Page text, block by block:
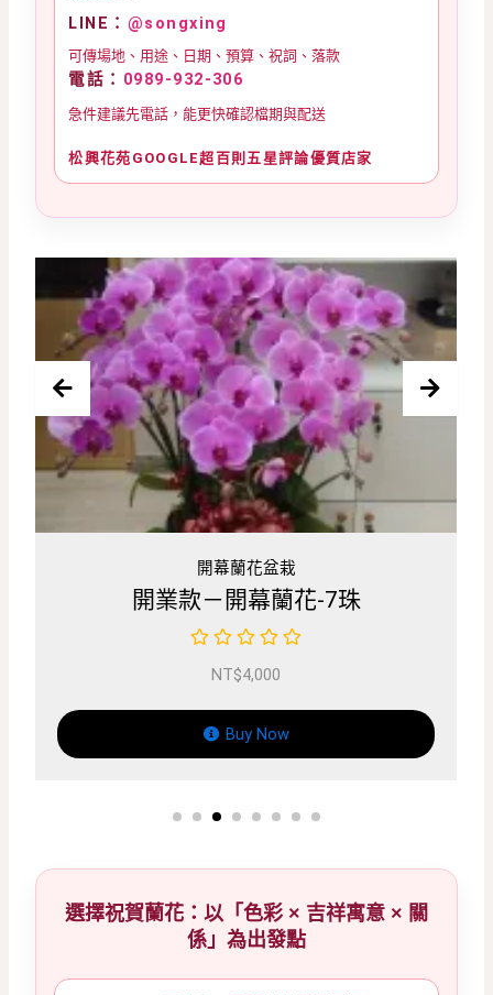
LINE： @songxing
可傳場地、用途、日期、預算、祝詞、落款
電話： 0989-932-306
急件建議先電話，能更快確認檔期與配送
松興花苑GOOGLE超百則五星評論優質店家
開幕蘭花盆栽
隆盛款－開幕蘭花-8珠
NT$4,500
Buy Now
選擇祝賀蘭花：以「色彩 × 吉祥寓意 × 關
係」為出發點